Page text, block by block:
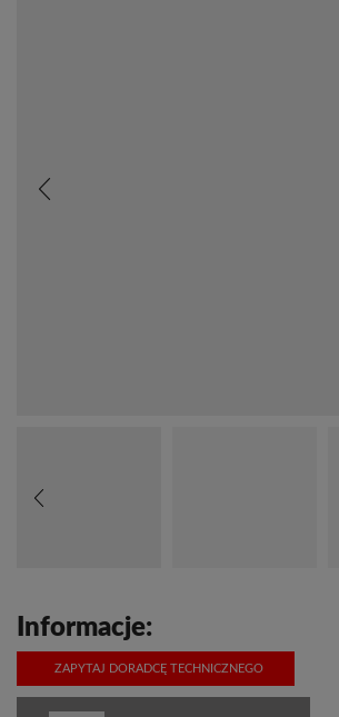
Informacje:
ZAPYTAJ DORADCĘ TECHNICZNEGO